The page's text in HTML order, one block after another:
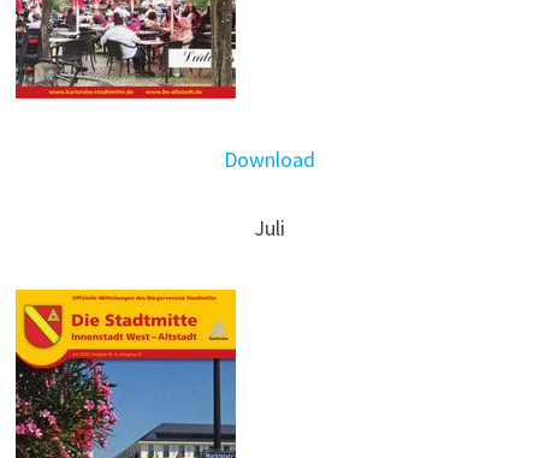
Download
Juli